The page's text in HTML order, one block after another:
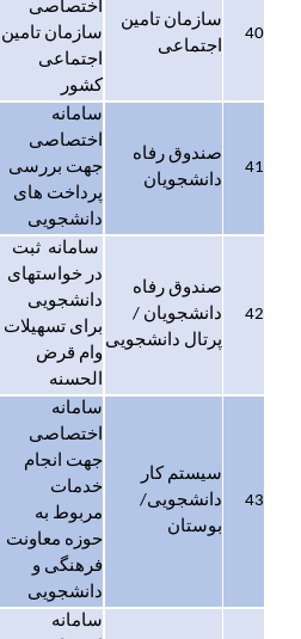
40
سازمان تامین
اجتماعی
اختصاصی
سازمان تامین
اجتماعی
کشور
41
صندوق رفاه
دانشجویان
سامانه
اختصاصی
جهت بررسی
پرداخت های
دانشجویی
42
صندوق رفاه
دانشجویان /
پرتال دانشجویی
سامانه ثبت
در خواستهای
دانشجویی
برای تسهیلات
وام قرض
الحسنه
43
سیستم کار
دانشجویی/
بوستان
سامانه
اختصاصی
جهت انجام
خدمات
مربوط به
حوزه معاونت
فرهنگی و
دانشجویی
سامانه